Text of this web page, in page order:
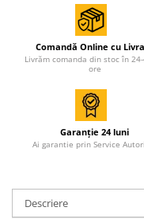
Comandă Online cu
Livrăm comanda din stoc în
ore
Garanție 24 luni
Ai garantie prin Service
Descriere